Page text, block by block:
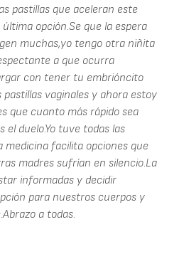
pastillas que aceleran este
opción.Se que la espera
muchas,yo tengo otra niñita
a que ocurra
con tener tu embrióncito
vaginales y ahora estoy
que cuanto más rápido sea
el duelo.Yo tuve todas las
medicina facilita opciones que
madres sufrían en silencio.La
informadas y decidir
para nuestros cuerpos y
a todas.